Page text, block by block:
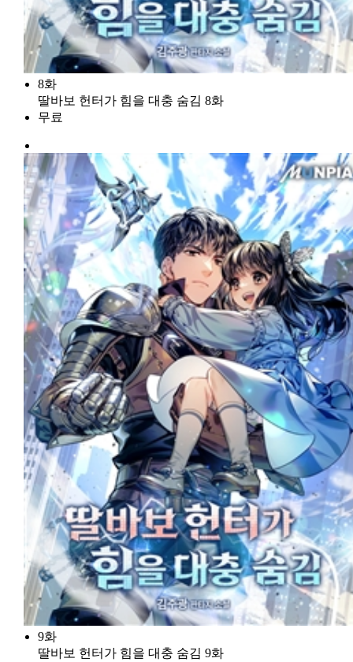
8화
딸바보 헌터가 힘을 대충 숨김 8화
무료
9화
딸바보 헌터가 힘을 대충 숨김 9화